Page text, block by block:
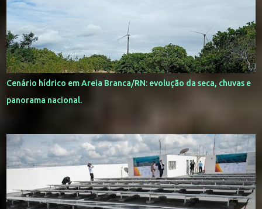
Cenário hídrico em Areia Branca/RN: evolução da seca, chuvas e
panorama nacional.